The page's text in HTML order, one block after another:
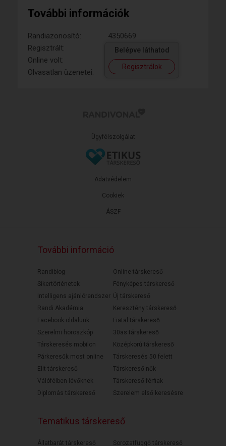
További információk
Randiazonosító:
4350669
Regisztrált:
Online volt:
Olvasatlan üzenetei:
Belépve láthatod
Regisztrálok
Ügyfélszolgálat
ÁSZF
Adatvédelem
Cookiek
További információ
Randiblog
Sikertörténetek
Intelligens ajánlórendszer
Randi Akadémia
Facebook oldalunk
Szerelmi horoszkóp
Társkeresés mobilon
Párkeresők most online
Elit társkereső
Válófélben lévőknek
Diplomás társkereső
Online társkereső
Fényképes társkereső
Új társkereső
Keresztény társkereső
Fiatal társkereső
30as társkereső
Középkorú társkereső
Társkeresés 50 felett
Társkereső nők
Társkereső férfiak
Szerelem első keresésre
Tematikus társkereső
Állatbarát társkereső
Sorozatfüggő társkereső